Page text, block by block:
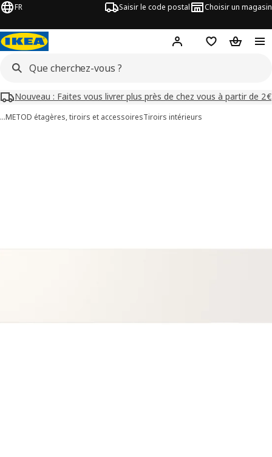
FR Saisir le code postal Choisir un magasin
Mon compteFavorisPanier
Nouveau : Faites vous livrer plus près de chez vous à partir de 2€
…METOD étagères, tiroirs et accessoiresTiroirs intérieurs